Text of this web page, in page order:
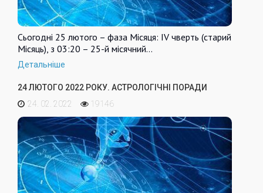
Сьогодні 25 лютого – фаза Місяця: IV чверть (старий
Місяць), з 03:20 – 25-й місячний…
Детальніше
24 ЛЮТОГО 2022 РОКУ. АСТРОЛОГІЧНІ ПОРАДИ
24. 02. 2022
19146